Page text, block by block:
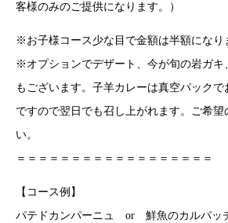
客様のみのご提供になります。）
※お子様コース少な目で金額は半額になり
※オプションでデザート、今が旬の岩ガキ
もございます。子羊カレーは真空パック
ですので翌日でも召し上がれます。ご希望
い。
＝＝＝＝＝＝＝＝＝＝＝＝＝＝＝＝＝＝
【コース例】
パテドカンパーニュ or 鮮魚のカルパ